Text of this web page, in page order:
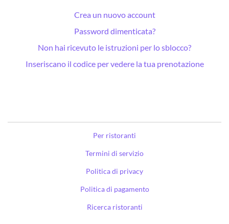
Crea un nuovo account
Password dimenticata?
Non hai ricevuto le istruzioni per lo sblocco?
Inseriscano il codice per vedere la tua prenotazione
Per ristoranti
Termini di servizio
Politica di privacy
Politica di pagamento
Ricerca ristoranti